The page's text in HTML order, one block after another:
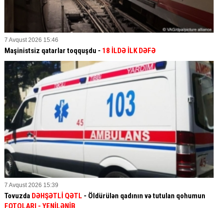
7 Avqust 2026 15:46
Maşinistsiz qatarlar toqquşdu - 18 İLDƏ İLK DƏFƏ
7 Avqust 2026 15:39
Tovuzda DƏHŞƏTLİ QƏTL - Öldürülən qadının və tutulan qohumun
FOTOLARI - YENİLƏNİB